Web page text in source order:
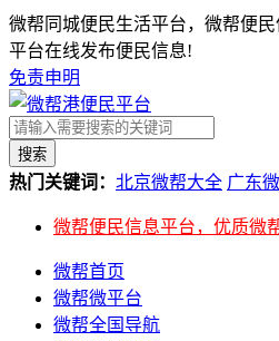
微帮同城便民生活平台，微帮便
平台在线发布便民信息!
免责申明
搜索
热门关键词： 北京微帮大全 广东
微帮便民信息平台，优质微
微帮首页
微帮微平台
微帮全国导航